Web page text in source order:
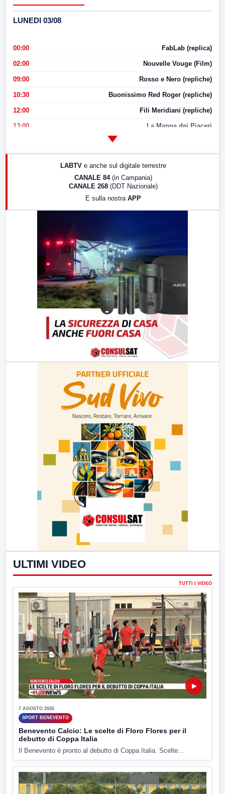
LUNEDI 03/08
00:00 FabLab (replica)
02:00 Nouvelle Vouge (Film)
09:00 Rosso e Nero (repliche)
10:30 Buonissimo Red Roger (repliche)
12:00 Fili Meridiani (repliche)
13:00 La Mappa dei Piaceri
LABTV e anche sul digitale terrestre
CANALE 84 (in Campania)
CANALE 268 (DDT Nazionale)
E sulla nostra APP
ULTIMI VIDEO
TUTTI I VIDEO
▶
7 AGOSTO 2026
SPORT BENEVENTO
Benevento Calcio: Le scelte di Floro Flores per il
debutto di Coppa Italia
Il Benevento è pronto al debutto di Coppa Italia. Scelte...